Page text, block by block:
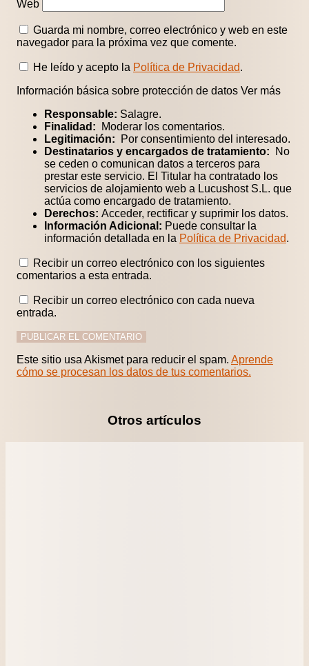
Web
Guarda mi nombre, correo electrónico y web en este
navegador para la próxima vez que comente.
He leído y acepto la Política de Privacidad.
Información básica sobre protección de datos Ver más
Responsable: Salagre.
Finalidad: Moderar los comentarios.
Legitimación: Por consentimiento del interesado.
Destinatarios y encargados de tratamiento: No
se ceden o comunican datos a terceros para
prestar este servicio. El Titular ha contratado los
servicios de alojamiento web a Lucushost S.L. que
actúa como encargado de tratamiento.
Derechos: Acceder, rectificar y suprimir los datos.
Información Adicional: Puede consultar la
información detallada en la Política de Privacidad.
Recibir un correo electrónico con los siguientes
comentarios a esta entrada.
Recibir un correo electrónico con cada nueva
entrada.
Este sitio usa Akismet para reducir el spam. Aprende
cómo se procesan los datos de tus comentarios.
Otros artículos